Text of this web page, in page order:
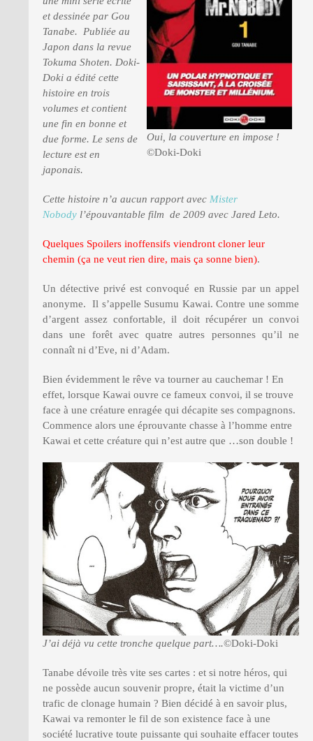
PRESSE
Oui, la couverture en impose !
©Doki-Doki
et dessinée par Gou
Tanabe. Publiée au
Japon dans la revue
Tokuma Shoten. Doki-
Doki a édité cette
histoire en trois
volumes et contient
une fin en bonne et
due forme. Le sens de
lecture est en
japonais.
Cette histoire n’a aucun rapport avec Mister
Nobody l’épouvantable film de 2009 avec Jared Leto.
Quelques Spoilers inoffensifs viendront cloner leur
chemin (ça ne veut rien dire, mais ça sonne bien).
Un détective privé est convoqué en Russie par un appel
anonyme. Il s’appelle Susumu Kawai. Contre une somme
d’argent assez confortable, il doit récupérer un convoi
dans une forêt avec quatre autres personnes qu’il ne
connaît ni d’Eve, ni d’Adam.
Bien évidemment le rêve va tourner au cauchemar ! En
effet, lorsque Kawai ouvre ce fameux convoi, il se trouve
face à une créature enragée qui décapite ses compagnons.
Commence alors une éprouvante chasse à l’homme entre
Kawai et cette créature qui n’est autre que …son double !
J’ai déjà vu cette tronche quelque part….©Doki-Doki
Tanabe dévoile très vite ses cartes : et si notre héros, qui
ne possède aucun souvenir propre, était la victime d’un
trafic de clonage humain ? Bien décidé à en savoir plus,
Kawai va remonter le fil de son existence face à une
société lucrative toute puissante qui souhaite effacer toutes